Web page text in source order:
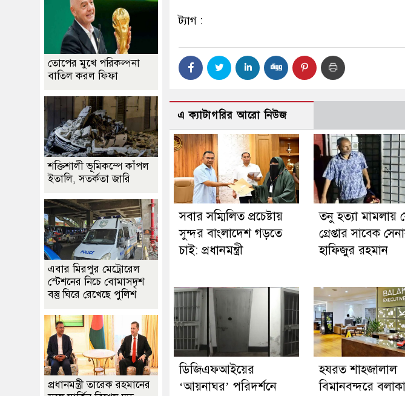
ট্যাগ :
এ ক্যাটাগরির আরো নিউজ
সবার সম্মিলিত প্রচেষ্টায়
সুন্দর বাংলাদেশ গড়তে
চাই: প্রধানমন্ত্রী
তনু হত্যা মামলায়
গ্রেপ্তার সাবেক
হাফিজুর রহমান
ডিজিএফআইয়ের
‘আয়নাঘর’ পরিদর্শনে
হযরত শাহজালাল
বিমানবন্দরে বলাকা
তোপের মুখে পরিকল্পনা
বাতিল করল ফিফা
শক্তিশালী ভূমিকম্পে কাঁপল
ইতালি, সতর্কতা জারি
এবার মিরপুর মেট্রোরেল
স্টেশনের নিচে বোমাসদৃশ
বস্তু ঘিরে রেখেছে পুলিশ
প্রধানমন্ত্রী তারেক রহমানের